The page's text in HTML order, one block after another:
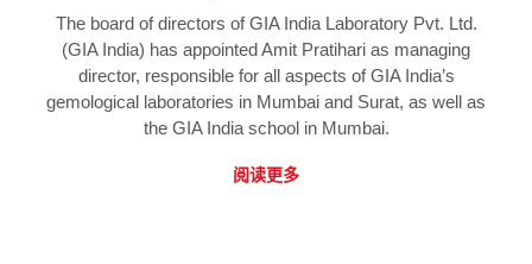
The board of directors of GIA India Laboratory Pvt. Ltd.
(GIA India) has appointed Amit Pratihari as managing
director, responsible for all aspects of GIA India’s
gemological laboratories in Mumbai and Surat, as well as
the GIA India school in Mumbai.
阅读更多